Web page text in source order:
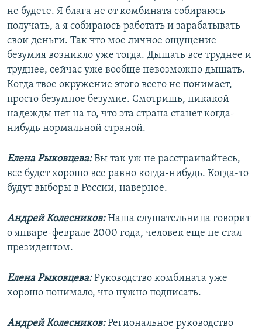
не будете. Я блага не от комбината собираюсь
получать, а я собираюсь работать и зарабатывать
свои деньги. Так что мое личное ощущение
безумия возникло уже тогда. Дышать все труднее и
труднее, сейчас уже вообще невозможно дышать.
Когда твое окружение этого всего не понимает,
просто безумное безумие. Смотришь, никакой
надежды нет на то, что эта страна станет когда-
нибудь нормальной страной.
Елена Рыковцева:Вы так уж не расстраивайтесь,
все будет хорошо все равно когда-нибудь. Когда-то
будут выборы в России, наверное.
Андрей Колесников:Наша слушательница говорит
о январе-феврале 2000 года, человек еще не стал
президентом.
Елена Рыковцева:Руководство комбината уже
хорошо понимало, что нужно подписать.
Андрей Колесников:Региональное руководство